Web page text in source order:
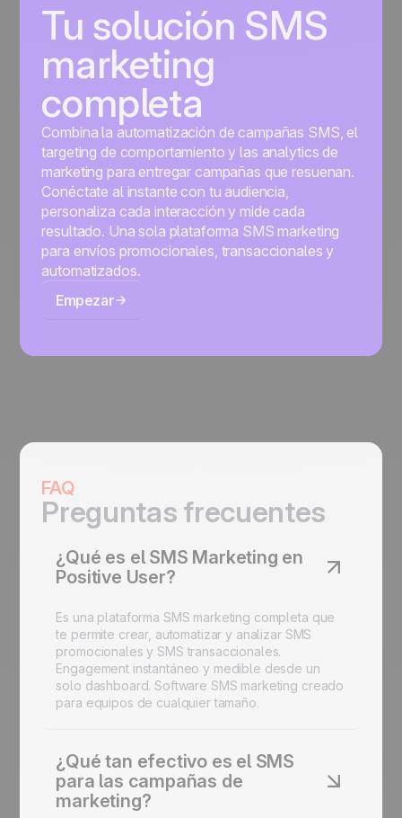
Tu solución SMS
marketing
completa
Combina la automatización de campañas SMS, el
targeting de comportamiento y las analytics de
marketing para entregar campañas que resuenan.
Conéctate al instante con tu audiencia,
personaliza cada interacción y mide cada
resultado. Una sola plataforma SMS marketing
para envíos promocionales, transaccionales y
automatizados.
Empezar
FAQ
Preguntas frecuentes
¿Qué es el SMS Marketing en
Positive User?
Es una plataforma SMS marketing completa que
te permite crear, automatizar y analizar SMS
promocionales y SMS transaccionales.
Engagement instantáneo y medible desde un
solo dashboard. Software SMS marketing creado
para equipos de cualquier tamaño.
¿Qué tan efectivo es el SMS
para las campañas de
marketing?